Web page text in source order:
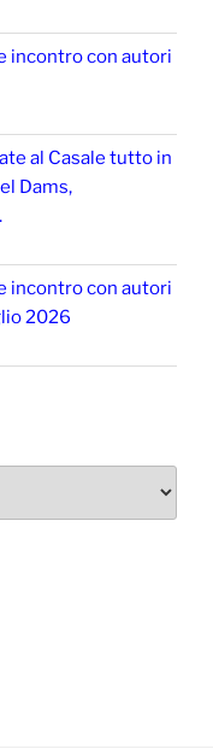
incontro con autori
al Casale tutto in
Dams,
incontro con autori
2026